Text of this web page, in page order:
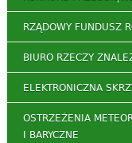
RZĄDOWY FUNDUSZ
BIURO RZECZY
ELEKTRONICZNA
OSTRZEŻENIA
I BARYCZNE